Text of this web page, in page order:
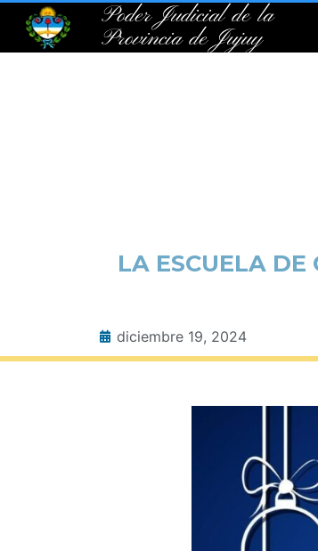
Poder Judicial de la
Provincia de Jujuy
LA ESCUELA DE
diciembre 19, 2024